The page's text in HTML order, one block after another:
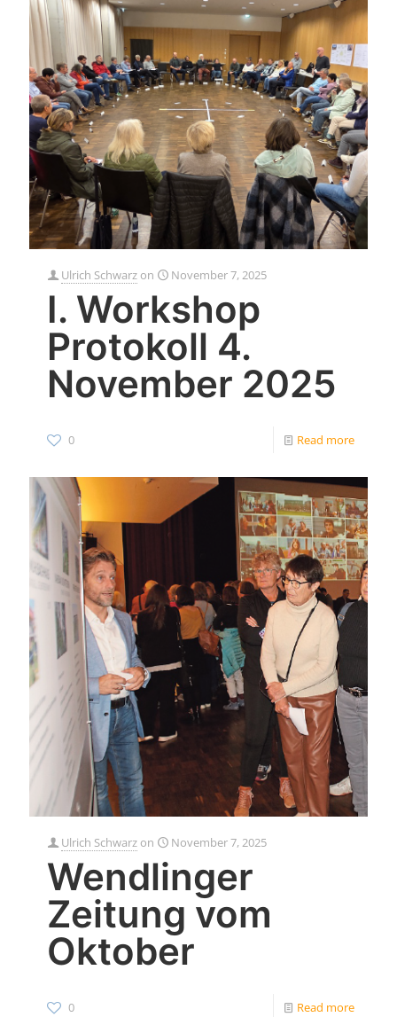
Ulrich Schwarz on November 7, 2025
I. Workshop
Protokoll 4.
November 2025
0 Read more
Ulrich Schwarz on November 7, 2025
Wendlinger
Zeitung vom
Oktober
0 Read more